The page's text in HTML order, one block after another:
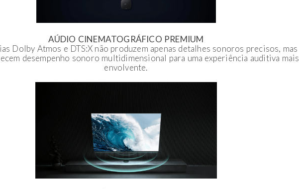
AÚDIO CINEMATOGRÁFICO PREMIUM
Dolby Atmos e DTS:X não produzem apenas detalhes sonoros precisos, mas
desempenho sonoro multidimensional para uma experiência auditiva mais
envolvente.